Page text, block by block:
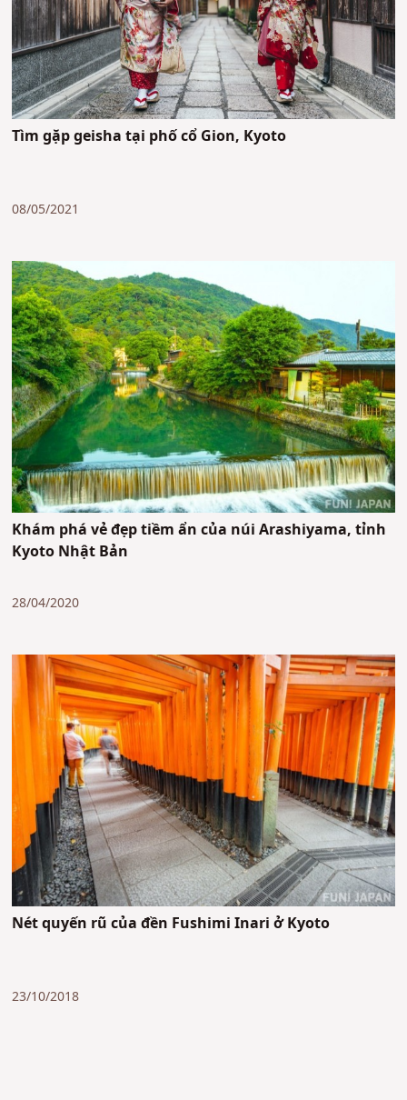
Tìm gặp geisha tại phố cổ Gion, Kyoto
08/05/2021
Khám phá vẻ đẹp tiềm ẩn của núi Arashiyama, tỉnh
Kyoto Nhật Bản
28/04/2020
Nét quyến rũ của đền Fushimi Inari ở Kyoto
23/10/2018